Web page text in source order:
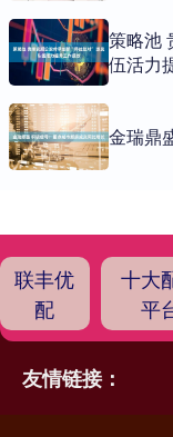
策略池
伍活力
金瑞鼎
联丰优
配
十大
平
友情链接：